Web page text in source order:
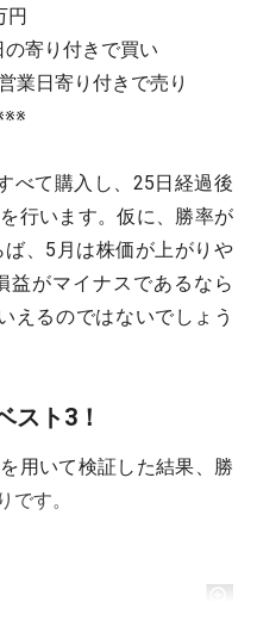
円
寄り付きで買い
業日寄り付きで売り
べて購入し、25日経過後
行います。仮に、勝率が
、5月は株価が上がりや
益がマイナスであるなら
えるのではないでしょう
スト3！
用いて検証した結果、勝
です。